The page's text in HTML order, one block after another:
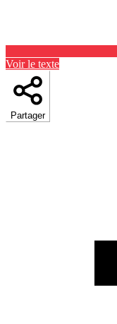
Voir le texte
Partager